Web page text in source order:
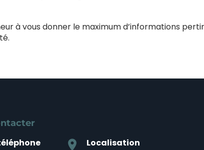
location_on Localisation
à vous donner le maximum d’informations